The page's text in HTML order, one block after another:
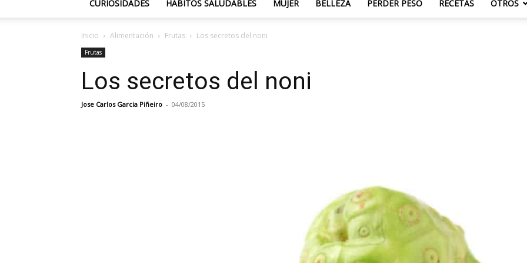
CURIOSIDADES HÁBITOS SALUDABLES MUJER BELLEZA PERDER PESO RECETAS OTROS
Inicio Alimentación Frutas Los secretos del noni
Frutas
Los secretos del noni
Jose Carlos Garcia Piñeiro - 04/08/2015